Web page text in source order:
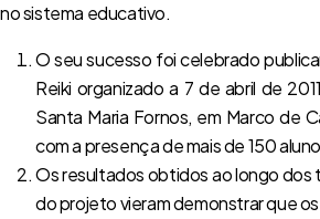
no sistema educativo.
O seu sucesso foi celebrado
Reiki organizado a 7 de abril de
Santa Maria Fornos, em Marco de
com a presença de mais de 150
Os resultados obtidos ao longo dos
do projeto vieram demonstrar que